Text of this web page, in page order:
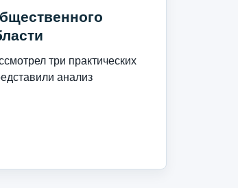
три практических
анализ